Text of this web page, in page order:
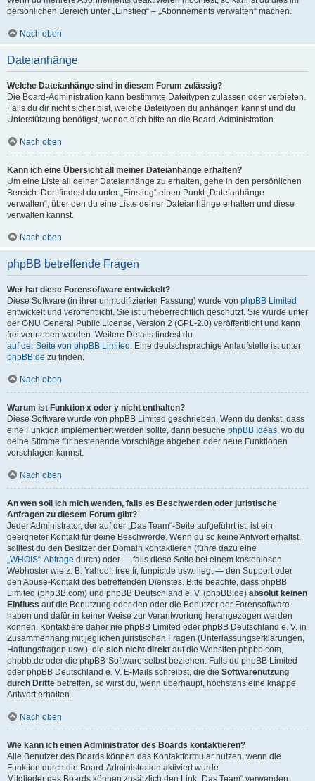
persönlichen Bereich unter „Einstieg“ – „Abonnements verwalten“ machen.
Nach oben
Dateianhänge
Welche Dateianhänge sind in diesem Forum zulässig?
Die Board-Administration kann bestimmte Dateitypen zulassen oder verbieten.
Falls du dir nicht sicher bist, welche Dateitypen du anhängen kannst und du
Unterstützung benötigst, wende dich bitte an die Board-Administration.
Nach oben
Kann ich eine Übersicht all meiner Dateianhänge erhalten?
Um eine Liste all deiner Dateianhänge zu erhalten, gehe in den persönlichen
Bereich. Dort findest du unter „Einstieg“ einen Punkt „Dateianhänge
verwalten“, über den du eine Liste deiner Dateianhänge erhalten und diese
verwalten kannst.
Nach oben
phpBB betreffende Fragen
Wer hat diese Forensoftware entwickelt?
Diese Software (in ihrer unmodifizierten Fassung) wurde von phpBB Limited
entwickelt und veröffentlicht. Sie ist urheberrechtlich geschützt. Sie wurde unter
der GNU General Public License, Version 2 (GPL-2.0) veröffentlicht und kann
frei vertrieben werden. Weitere Details findest du
auf der Seite von phpBB Limited . Eine deutschsprachige Anlaufstelle ist unter
phpBB.de zu finden.
Nach oben
Warum ist Funktion x oder y nicht enthalten?
Diese Software wurde von phpBB Limited geschrieben. Wenn du denkst, dass
eine Funktion implementiert werden sollte, dann besuche phpBB Ideas, wo du
deine Stimme für bestehende Vorschläge abgeben oder neue Funktionen
vorschlagen kannst.
Nach oben
An wen soll ich mich wenden, falls es Beschwerden oder juristische
Anfragen zu diesem Forum gibt?
Jeder Administrator, der auf der „Das Team“-Seite aufgeführt ist, ist ein
geeigneter Kontakt für deine Beschwerde. Wenn du so keine Antwort erhältst,
solltest du den Besitzer der Domain kontaktieren (führe dazu eine
„WHOIS“-Abfrage durch) oder — falls diese Seite bei einem kostenlosen
Webhoster wie z. B. Yahoo!, free.fr, funpic.de usw. liegt — den Support oder
den Abuse-Kontakt des betreffenden Dienstes. Bitte beachte, dass phpBB
Limited (phpBB.com) und phpBB Deutschland e. V. (phpBB.de) absolut keinen
Einfluss auf die Benutzung oder den oder die Benutzer der Forensoftware
haben und dafür in keiner Weise zur Verantwortung herangezogen werden
können. Kontaktiere daher nie phpBB Limited oder phpBB Deutschland e. V. in
Zusammenhang mit jeglichen juristischen Fragen (Unterlassungserklärungen,
Haftungsfragen usw.), die sich nicht direkt auf die Websiten phpbb.com,
phpbb.de oder die phpBB-Software selbst beziehen. Falls du phpBB Limited
oder phpBB Deutschland e. V. E-Mails schreibst, die die Softwarenutzung
durch Dritte betreffen, so wirst du, wenn überhaupt, höchstens eine knappe
Antwort erhalten.
Nach oben
Wie kann ich einen Administrator des Boards kontaktieren?
Alle Benutzer des Boards können das Kontaktformular nutzen, wenn die
Funktion durch die Board-Administration aktiviert wurde.
Mitglieder des Boards können zusätzlich den Link „Das Team“ verwenden.